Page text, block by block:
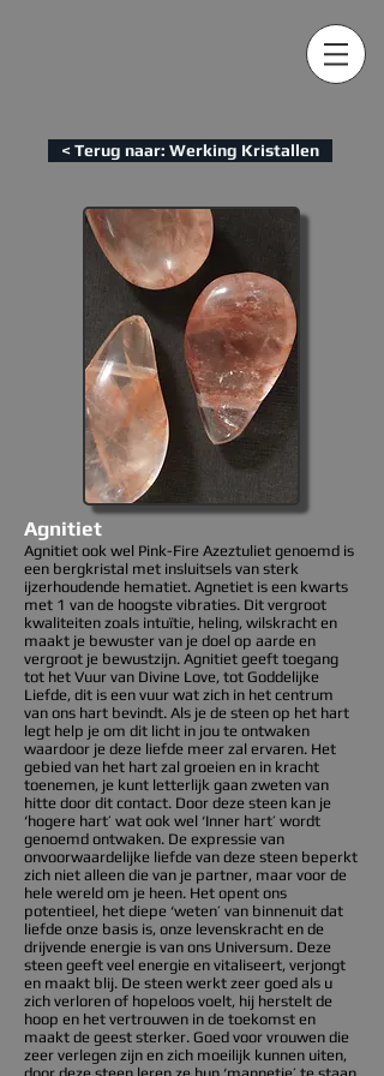
< Terug naar: Werking Kristallen
Agnitiet
Agnitiet ook wel Pink-Fire Azeztuliet genoemd is
een bergkristal met insluitsels van sterk
ijzerhoudende hematiet. Agnetiet is een kwarts
met 1 van de hoogste vibraties. Dit vergroot
kwaliteiten zoals intuïtie, heling, wilskracht en
maakt je bewuster van je doel op aarde en
vergroot je bewustzijn. Agnitiet geeft toegang
tot het Vuur van Divine Love, tot Goddelijke
Liefde, dit is een vuur wat zich in het centrum
van ons hart bevindt. Als je de steen op het hart
legt help je om dit licht in jou te ontwaken
waardoor je deze liefde meer zal ervaren. Het
gebied van het hart zal groeien en in kracht
toenemen, je kunt letterlijk gaan zweten van
hitte door dit contact. Door deze steen kan je
‘hogere hart’ wat ook wel ‘Inner hart’ wordt
genoemd ontwaken. De expressie van
onvoorwaardelijke liefde van deze steen beperkt
zich niet alleen die van je partner, maar voor de
hele wereld om je heen. Het opent ons
potentieel, het diepe ‘weten’ van binnenuit dat
liefde onze basis is, onze levenskracht en de
drijvende energie is van ons Universum. Deze
steen geeft veel energie en vitaliseert, verjongt
en maakt blij. De steen werkt zeer goed als u
zich verloren of hopeloos voelt, hij herstelt de
hoop en het vertrouwen in de toekomst en
maakt de geest sterker. Goed voor vrouwen die
zeer verlegen zijn en zich moeilijk kunnen uiten,